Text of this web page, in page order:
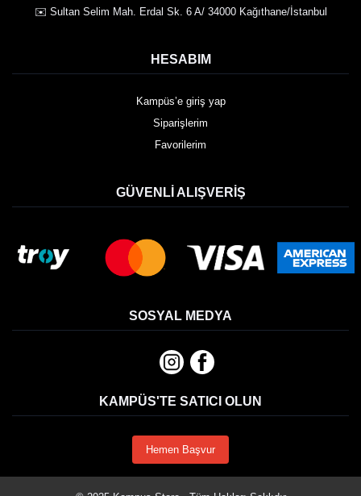
✉️ Sultan Selim Mah. Erdal Sk. 6 A/ 34000 Kağıthane/İstanbul
HESABIM
Kampüs’e giriş yap
Siparişlerim
Favorilerim
GÜVENLI ALIŞVERIŞ
SOSYAL MEDYA
KAMPÜS'TE SATICI OLUN
Hemen Başvur